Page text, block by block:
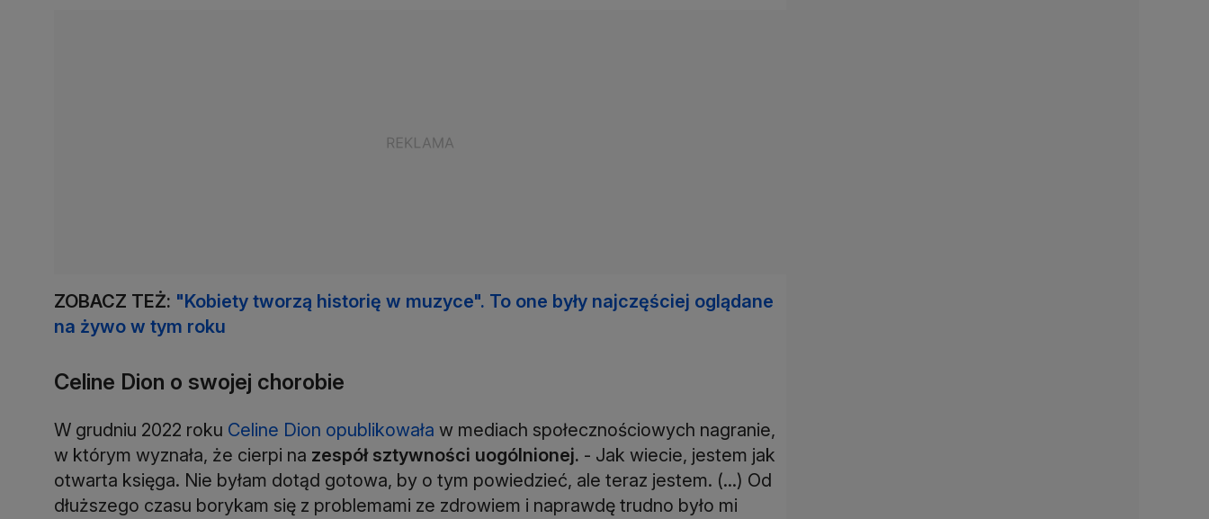
ZOBACZ TEŻ: "Kobiety tworzą historię w muzyce". To one były najczęściej oglądane
na żywo w tym roku
Celine Dion o swojej chorobie
W grudniu 2022 roku Celine Dion opublikowała w mediach społecznościowych nagranie,
w którym wyznała, że cierpi na zespół sztywności uogólnionej. - Jak wiecie, jestem jak
otwarta księga. Nie byłam dotąd gotowa, by o tym powiedzieć, ale teraz jestem. (...) Od
dłuższego czasu borykam się z problemami ze zdrowiem i naprawdę trudno było mi